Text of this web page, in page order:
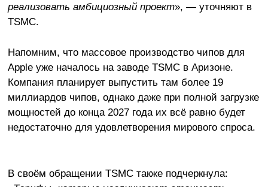
реализовать амбициозный проект», — уточняют в
TSMC.
Напомним, что массовое производство чипов для
Apple уже началось на заводе TSMC в Аризоне.
Компания планирует выпустить там более 19
миллиардов чипов, однако даже при полной загрузке
мощностей до конца 2027 года их всё равно будет
недостаточно для удовлетворения мирового спроса.
В своём обращении TSMC также подчеркнула: